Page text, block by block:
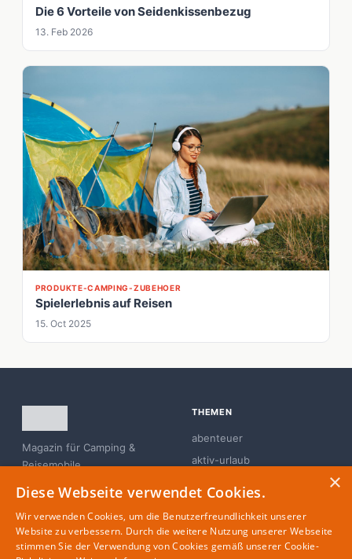
Die 6 Vorteile von Seidenkissenbezug
13. Feb 2026
PRODUKTE-CAMPING-ZUBEHOER
Spielerlebnis auf Reisen
15. Oct 2025
Magazin für Camping &
Reisemobile
THEMEN
abenteuer
aktiv-urlaub
familie
glamping
×
Diese Webseite verwendet Cookies.
Wir verwenden Cookies, um die Benutzerfreundlichkeit unserer
Website zu verbessern. Durch die weitere Nutzung unserer Webseite
stimmen Sie der Verwendung von Cookies gemäß unserer Cookie-